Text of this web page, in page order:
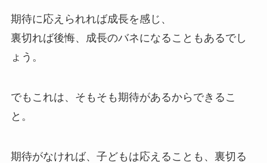
期待に応えられれば成長を感じ、
裏切れば後悔、成長のバネになることもあるでし
ょう。
でもこれは、そもそも期待があるからできるこ
と。
期待がなければ、子どもは応えることも、裏切る